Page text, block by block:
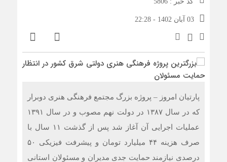
03 آبان 1402 - 22:28
پارتیان امروز – پروژه بزرگ مجتمع فرهنگی هنری دوبرار
که در سال ۱۳۸۷ در دولت نهم مصوب و در سال ۱۳۹۱
عملیات اجرایی آن آغاز شد پس از گذشت ۱۱ سال با
صرف هزینه ۴۴ میلیارد تومان و پیشرفت فیزیکی ۵۰
درصدی نیازمند حمایت جدی مدیران و مسئولان استانی